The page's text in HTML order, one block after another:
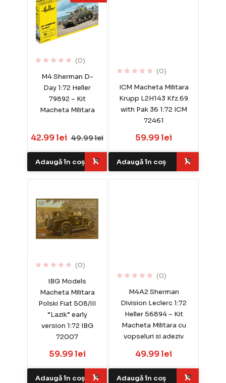
(0)
M4 Sherman D-
Day 1:72 Heller
79892 – Kit
Macheta Militara
42.99 lei 49.99 lei
Adaugă în coș
(0)
ICM Macheta Militara
Krupp L2H143 Kfz.69
with Pak 36 1:72 ICM
72461
59.99 lei
Adaugă în coș
(0)
IBG Models
Macheta Militara
Polski Fiat 508/III
“Lazik” early
version 1:72 IBG
72007
59.99 lei
Adaugă în coș
(0)
M4A2 Sherman
Division Leclerc 1:72
Heller 56894 – Kit
Macheta Militara cu
vopseluri si adeziv
49.99 lei
Adaugă în coș